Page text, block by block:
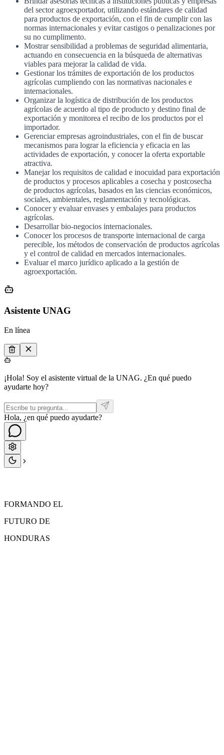
del sector agroexportador, utilizando estándares de calidad
para productos de exportación, con el fin de cumplir con las
normas internacionales y evitar castigos o penalizaciones por
su no cumplimento.
Mostrar sensibilidad a problemas de seguridad alimentaria,
actuando en consecuencia en la búsqueda de alternativas
viables para mejorar la calidad de vida.
Gestionar los trámites de exportación de los productos
agrícolas cumpliendo con las normativas nacionales e
internacionales.
Organizar la logística de distribución de los productos
agrícolas de acuerdo al tipo de producto y destino final de
exportación y monitorea el recibo de los productos por el
importador.
Gerenciar empresas agroindustriales, con el fin de buscar
mecanismos para lograr la eficiencia y eficacia en las
actividades de exportación, y conocer la oferta exportable
atractiva.
Manejar los requisitos de calidad e inocuidad para exportación
de productos y procesos aplicables a cosecha y postcosecha
de productos agrícolas, basados en las ciencias económicos,
sociales, ambientales, reglamentación y tecnológicas.
Conocer y evaluar envases y embalajes para productos
agrícolas.
Desarrollar bio-negocios internacionales.
Conocer los procesos de transporte internacional de carga
perecible, los métodos de conservación de productos agrícolas
y el control de calidad en mercados internacionales.
Evaluar el marco jurídico aplicado a la gestión de
agroexportación.
Asistente UNAG
En línea
¡Hola! Soy el asistente virtual de la UNAG. ¿En qué puedo
ayudarte hoy?
Hola, ¿en qué puedo ayudarte?
FORMANDO EL
FUTURO DE
HONDURAS